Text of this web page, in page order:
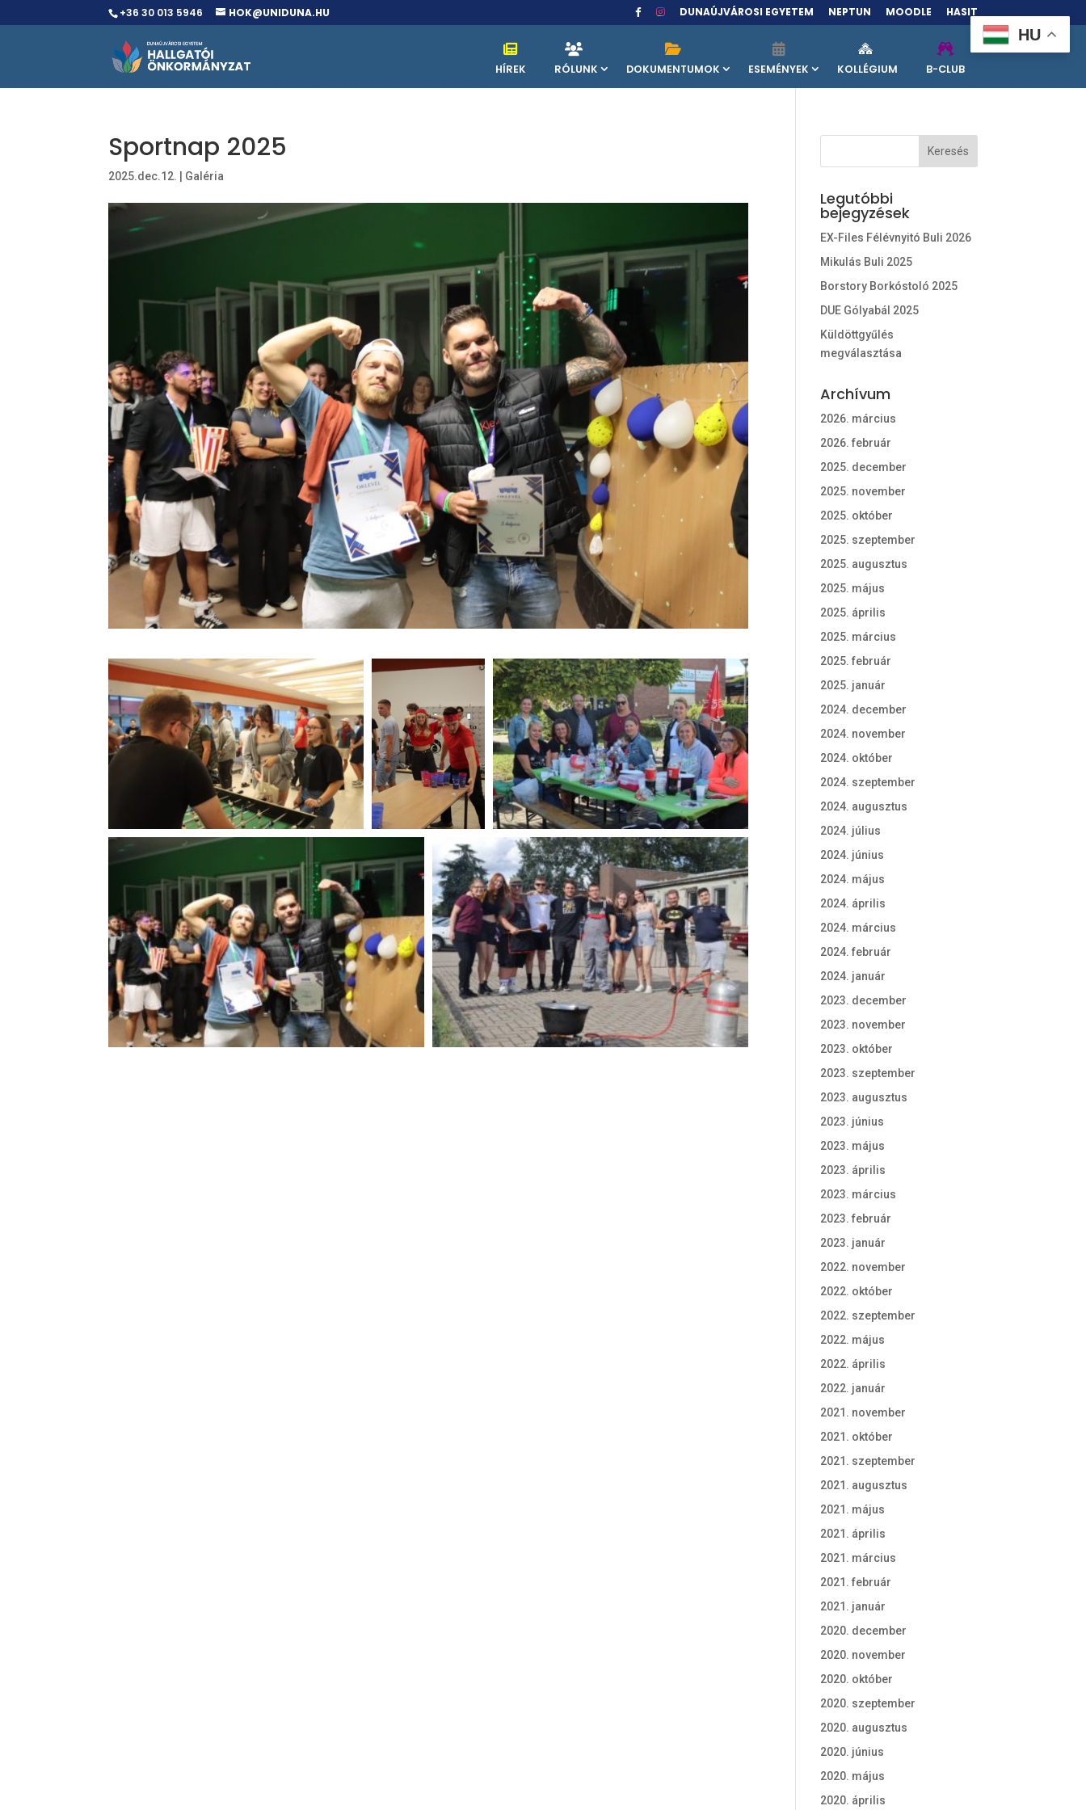
+36 30 013 5946 HOK@UNIDUNA.HU DUNAÚJVÁROSI EGYETEM NEPTUN MOODLE HASIT
HÍREK RÓLUNK DOKUMENTUMOK ESEMÉNYEK KOLLÉGIUM B-CLUB
Sportnap 2025
2025.dec.12. Galéria
Legutóbbi
bejegyzések
EX-Files Félévnyitó Buli 2026
Mikulás Buli 2025
Borstory Borkóstoló 2025
DUE Gólyabál 2025
Küldöttgyűlés
megválasztása
Archívum
2026. március
2026. február
2025. december
2025. november
2025. október
2025. szeptember
2025. augusztus
2025. május
2025. április
2025. március
2025. február
2025. január
2024. december
2024. november
2024. október
2024. szeptember
2024. augusztus
2024. július
2024. június
2024. május
2024. április
2024. március
2024. február
2024. január
2023. december
2023. november
2023. október
2023. szeptember
2023. augusztus
2023. június
2023. május
2023. április
2023. március
2023. február
2023. január
2022. november
2022. október
2022. szeptember
2022. május
2022. április
2022. január
2021. november
2021. október
2021. szeptember
2021. augusztus
2021. május
2021. április
2021. március
2021. február
2021. január
2020. december
2020. november
2020. október
2020. szeptember
2020. augusztus
2020. június
2020. május
2020. április
HU